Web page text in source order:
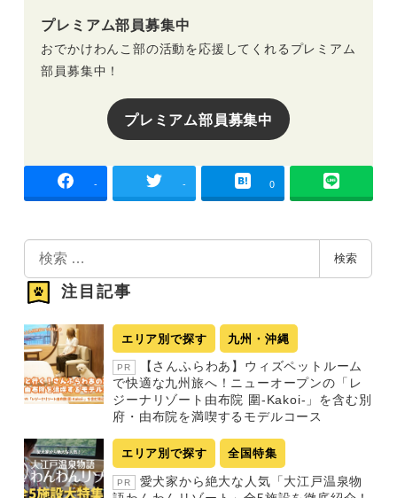
プレミアム部員募集中
おでかけわんこ部の活動を応援してくれるプレミアム
部員募集中！
プレミアム部員募集中
- - 0
検
索
検索
注目記事
エリア別で探す 九州・沖縄
PR
【さんふらわあ】ウィズペットルーム
で快適な九州旅へ！ニューオープンの「レ
ジーナリゾート由布院 圍-Kakoi-」を含む別
府・由布院を満喫するモデルコース
エリア別で探す 全国特集
PR
愛犬家から絶大な人気「大江戸温泉物